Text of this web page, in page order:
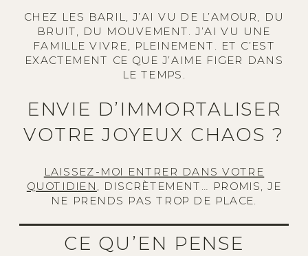
CHEZ LES BARIL, J’AI VU DE L’AMOUR, DU
BRUIT, DU MOUVEMENT. J’AI VU UNE
FAMILLE VIVRE, PLEINEMENT. ET C’EST
EXACTEMENT CE QUE J’AIME FIGER DANS
LE TEMPS.
ENVIE D’IMMORTALISER
VOTRE JOYEUX CHAOS ?
LAISSEZ-MOI ENTRER DANS VOTRE
QUOTIDIEN , DISCRÈTEMENT… PROMIS, JE
NE PRENDS PAS TROP DE PLACE.
CE QU’EN PENSE